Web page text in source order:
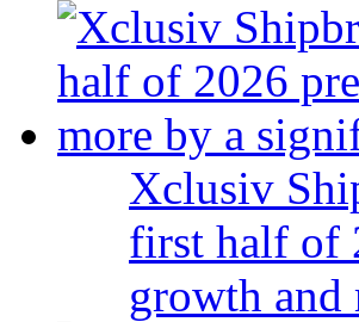
Xclusiv
first half of
growth